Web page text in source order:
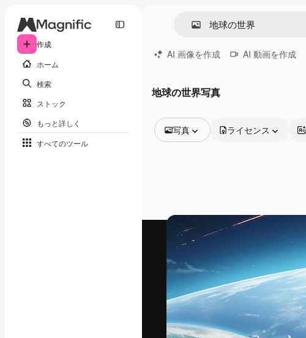
作成
ホーム
検索
ストック
もっと詳しく
すべてのツール
AI 画像を作成 AI 動画を作成
地球の世界写真
写真
動画
映像素材
モーショングラフィックス
動画テンプレート
アイコン
3D モデル
フォント
ライセンス
最高のクリエイティブ
ットフォーム。クリエ
店、スタジオを含む
います。